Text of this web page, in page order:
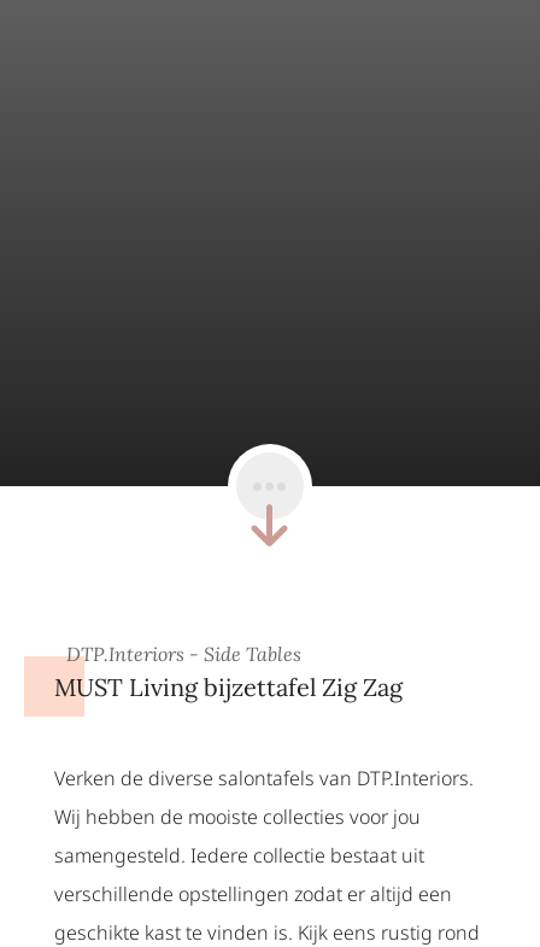
DTP.Interiors - Side Tables
MUST Living bijzettafel Zig Zag
Verken de diverse salontafels van DTP.Interiors.
Wij hebben de mooiste collecties voor jou
samengesteld. Iedere collectie bestaat uit
verschillende opstellingen zodat er altijd een
geschikte kast te vinden is. Kijk eens rustig rond